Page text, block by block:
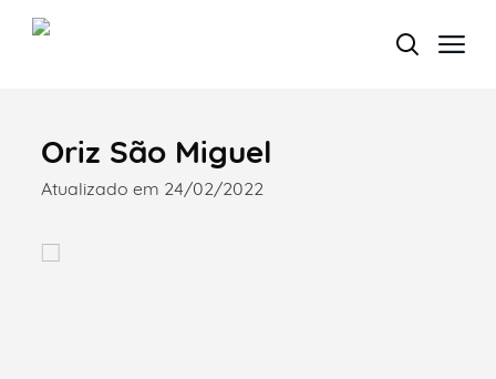
Termo de Pesquisa
Oriz São Miguel
Atualizado em 24/02/2022